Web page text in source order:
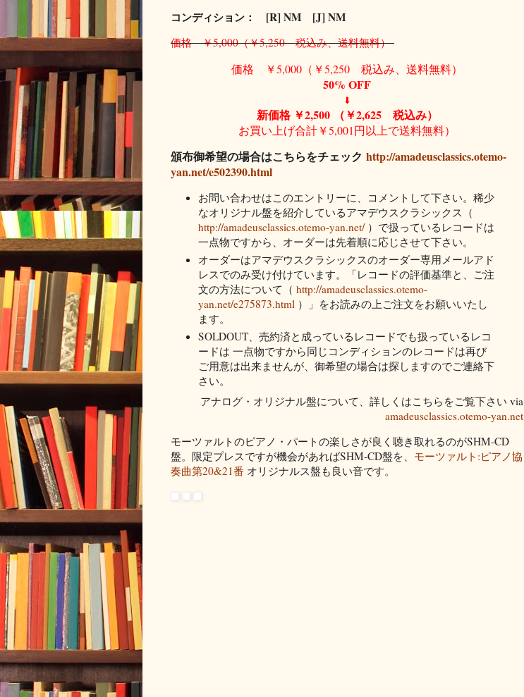
コンディション： [R] NM [J] NM
価格 ￥5,000（￥5,250 税込み、送料無料）
価格 ￥5,000（￥5,250 税込み、送料無料）
50% OFF
⬇
新価格 ￥2,500 （￥2,625 税込み）
お買い上げ合計￥5,001円以上で送料無料）
頒布御希望の場合はこちらをチェック http://amadeusclassics.otemo-
yan.net/e502390.html
お問い合わせはこのエントリーに、コメントして下さい。稀少
なオリジナル盤を紹介しているアマデウスクラシックス（
http://amadeusclassics.otemo-yan.net/）で扱っているレコードは
一点物ですから、オーダーは先着順に応じさせて下さい。
オーダーはアマデウスクラシックスのオーダー専用メールアド
レスでのみ受け付けています。「レコードの評価基準と、ご注
文の方法について（ http://amadeusclassics.otemo-
yan.net/e275873.html）」をお読みの上ご注文をお願いいたし
ます。
SOLDOUT、売約済と成っているレコードでも扱っているレコ
ードは 一点物ですから同じコンディションのレコードは再び
ご用意は出来ませんが、御希望の場合は探しますのでご連絡下
さい。
アナログ・オリジナル盤について、詳しくはこちらをご覧下さい via
amadeusclassics.otemo-yan.net
モーツァルトのピアノ・パートの楽しさが良く聴き取れるのがSHM-CD
盤。限定プレスですが機会があればSHM-CD盤を、 モーツァルト:ピアノ協
奏曲第20&21番 オリジナルス盤も良い音です。